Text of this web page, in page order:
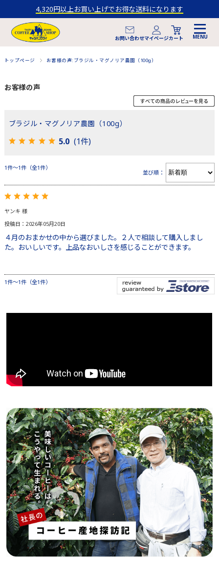
4,320円以上お買い上げでお得な送料になります
お問い合わせマイページカート
トップページ お客様の声:ブラジル・マグノリア農園（100g）
お客様の声
ブラジル・マグノリア農園（100g）
5.0 (1件)
1件～1件（全1件）
並び順：
ヤンキ 様
投稿日：2026年05月20日
４月のおまかせの中から選びました。２人で相談して購入しまし
た。おいしいです。上品なおいしさを感じることができます。
1件～1件（全1件）